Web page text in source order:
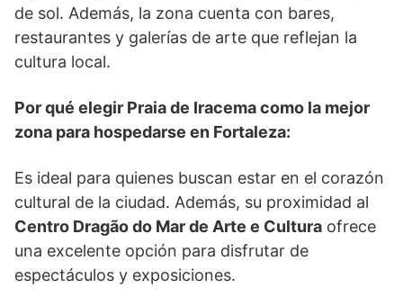
de sol. Además, la zona cuenta con bares,
restaurantes y galerías de arte que reflejan la
cultura local.
Por qué elegir Praia de Iracema como la mejor
zona para hospedarse en Fortaleza:
Es ideal para quienes buscan estar en el corazón
cultural de la ciudad. Además, su proximidad al
Centro Dragão do Mar de Arte e Cultura ofrece
una excelente opción para disfrutar de
espectáculos y exposiciones.